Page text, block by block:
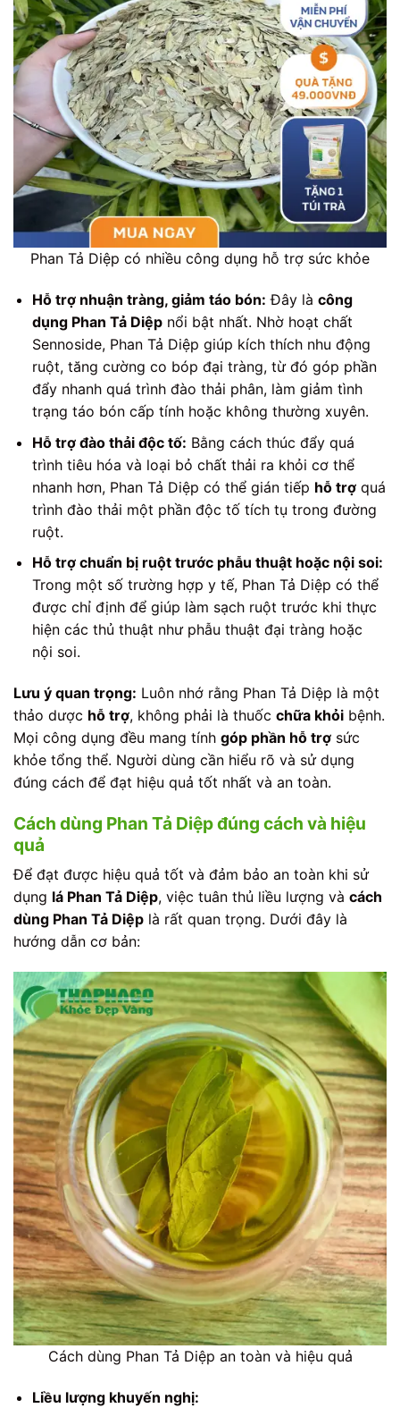
Phan Tả Diệp có nhiều công dụng hỗ trợ sức khỏe
Hỗ trợ nhuận tràng, giảm táo bón: Đây là công
dụng Phan Tả Diệpnổi bật nhất. Nhờ hoạt chất
Sennoside, Phan Tả Diệp giúp kích thích nhu động
ruột, tăng cường co bóp đại tràng, từ đó góp phần
đẩy nhanh quá trình đào thải phân, làm giảm tình
trạng táo bón cấp tính hoặc không thường xuyên.
Hỗ trợ đào thải độc tố: Bằng cách thúc đẩy quá
trình tiêu hóa và loại bỏ chất thải ra khỏi cơ thể
nhanh hơn, Phan Tả Diệp có thể gián tiếp hỗ trợquá
trình đào thải một phần độc tố tích tụ trong đường
ruột.
Hỗ trợ chuẩn bị ruột trước phẫu thuật hoặc nội soi:
Trong một số trường hợp y tế, Phan Tả Diệp có thể
được chỉ định để giúp làm sạch ruột trước khi thực
hiện các thủ thuật như phẫu thuật đại tràng hoặc
nội soi.
Lưu ý quan trọng: Luôn nhớ rằng Phan Tả Diệp là một
thảo dược hỗ trợ, không phải là thuốc chữa khỏi bệnh.
Mọi công dụng đều mang tính góp phần hỗ trợ sức
khỏe tổng thể. Người dùng cần hiểu rõ và sử dụng
đúng cách để đạt hiệu quả tốt nhất và an toàn.
Cách dùng Phan Tả Diệp đúng cách và hiệu
quả
Để đạt được hiệu quả tốt và đảm bảo an toàn khi sử
dụng lá Phan Tả Diệp, việc tuân thủ liều lượng và cách
dùng Phan Tả Diệp là rất quan trọng. Dưới đây là
hướng dẫn cơ bản:
Cách dùng Phan Tả Diệp an toàn và hiệu quả
Liều lượng khuyến nghị: